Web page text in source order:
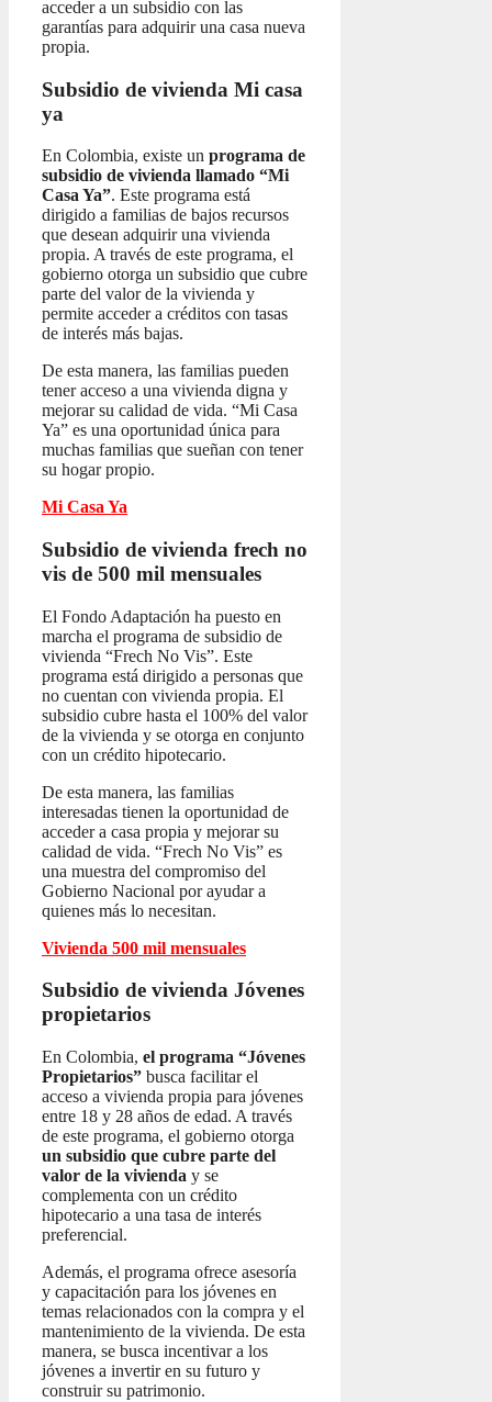
acceder a un subsidio con las
garantías para adquirir una casa nueva
propia.
Subsidio de vivienda Mi casa
ya
En Colombia, existe un programa de
subsidio de vivienda llamado “Mi
Casa Ya”. Este programa está
dirigido a familias de bajos recursos
que desean adquirir una vivienda
propia. A través de este programa, el
gobierno otorga un subsidio que cubre
parte del valor de la vivienda y
permite acceder a créditos con tasas
de interés más bajas.
De esta manera, las familias pueden
tener acceso a una vivienda digna y
mejorar su calidad de vida. “Mi Casa
Ya” es una oportunidad única para
muchas familias que sueñan con tener
su hogar propio.
Mi Casa Ya
Subsidio de vivienda frech no
vis de 500 mil mensuales
El Fondo Adaptación ha puesto en
marcha el programa de subsidio de
vivienda “Frech No Vis”. Este
programa está dirigido a personas que
no cuentan con vivienda propia. El
subsidio cubre hasta el 100% del valor
de la vivienda y se otorga en conjunto
con un crédito hipotecario.
De esta manera, las familias
interesadas tienen la oportunidad de
acceder a casa propia y mejorar su
calidad de vida. “Frech No Vis” es
una muestra del compromiso del
Gobierno Nacional por ayudar a
quienes más lo necesitan.
Vivienda 500 mil mensuales
Subsidio de vivienda Jóvenes
propietarios
En Colombia, el programa “Jóvenes
Propietarios” busca facilitar el
acceso a vivienda propia para jóvenes
entre 18 y 28 años de edad. A través
de este programa, el gobierno otorga
un subsidio que cubre parte del
valor de la vivienda y se
complementa con un crédito
hipotecario a una tasa de interés
preferencial.
Además, el programa ofrece asesoría
y capacitación para los jóvenes en
temas relacionados con la compra y el
mantenimiento de la vivienda. De esta
manera, se busca incentivar a los
jóvenes a invertir en su futuro y
construir su patrimonio.